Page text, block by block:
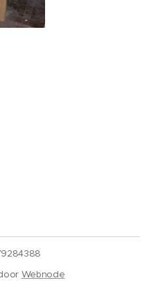
Webnode